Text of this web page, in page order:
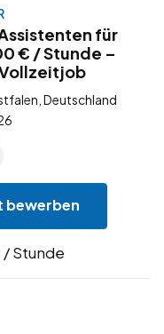
für
€ / Stunde –
Deutschland
bewerben
/ Stunde